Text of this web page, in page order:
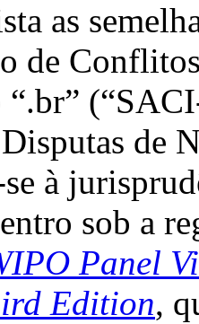
as
de
de
à
sob a
Panel
Edition,